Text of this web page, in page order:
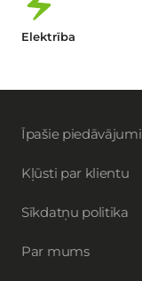
Elektrība
Īpašie piedāvājumi
Kļūsti par klientu
Sīkdatņu politika
Par mums